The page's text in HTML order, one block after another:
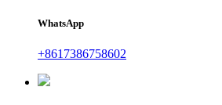
WhatsApp
+8617386758602